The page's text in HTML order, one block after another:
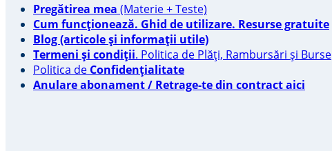
Pregătirea mea (Materie + Teste)
Cum funcționează. Ghid de utilizare. Resurse gratuite
Blog (articole și informații utile)
Termeni și condiții. Politica de Plăți, Rambursări și Burse
Politica de Confidențialitate
Anulare abonament / Retrage-te din contract aici